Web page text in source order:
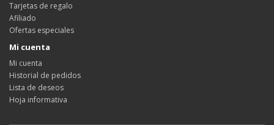
Tarjetas de regalo
Afiliado
Ofertas especiales
Mi cuenta
Mi cuenta
Historial de pedidos
Lista de deseos
Hoja informativa